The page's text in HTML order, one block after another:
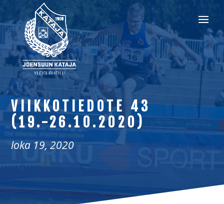
VIIKKOTIEDOTE 43
(19.-26.10.2020)
loka 19, 2020